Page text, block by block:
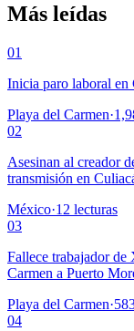
Más leídas
01
Inicia paro laboral en
Playa del Carmen·
02
Asesinan al creador
transmisión en
México·12 lecturas
03
Fallece trabajador de
Carmen a Puerto
Playa del Carmen·
04